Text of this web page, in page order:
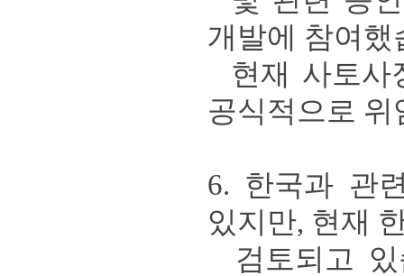
개발에 참여했
현재 사토사
공식적으로
6. 한국과 관
있지만, 현재
검토되고 있